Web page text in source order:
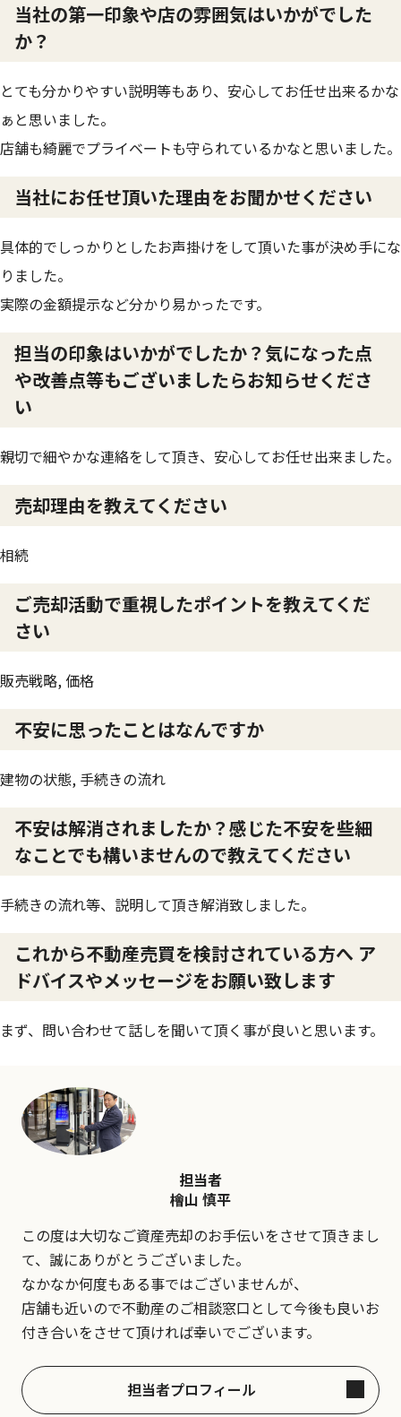
当社の第一印象や店の雰囲気はいかがでした
か？
とても分かりやすい説明等もあり、安心してお任せ出来るかな
ぁと思いました。
店舗も綺麗でプライベートも守られているかなと思いました。
当社にお任せ頂いた理由をお聞かせください
具体的でしっかりとしたお声掛けをして頂いた事が決め手にな
りました。
実際の金額提示など分かり易かったです。
担当の印象はいかがでしたか？気になった点
や改善点等もございましたらお知らせくださ
い
親切で細やかな連絡をして頂き、安心してお任せ出来ました。
売却理由を教えてください
相続
ご売却活動で重視したポイントを教えてくだ
さい
販売戦略, 価格
不安に思ったことはなんですか
建物の状態, 手続きの流れ
不安は解消されましたか？感じた不安を些細
なことでも構いませんので教えてください
手続きの流れ等、説明して頂き解消致しました。
これから不動産売買を検討されている方へ ア
ドバイスやメッセージをお願い致します
まず、問い合わせて話しを聞いて頂く事が良いと思います。
担当者
檜山 慎平
この度は大切なご資産売却のお手伝いをさせて頂きまし
て、誠にありがとうございました。
なかなか何度もある事ではございませんが、
店舗も近いので不動産のご相談窓口として今後も良いお
付き合いをさせて頂ければ幸いでございます。
担当者プロフィール